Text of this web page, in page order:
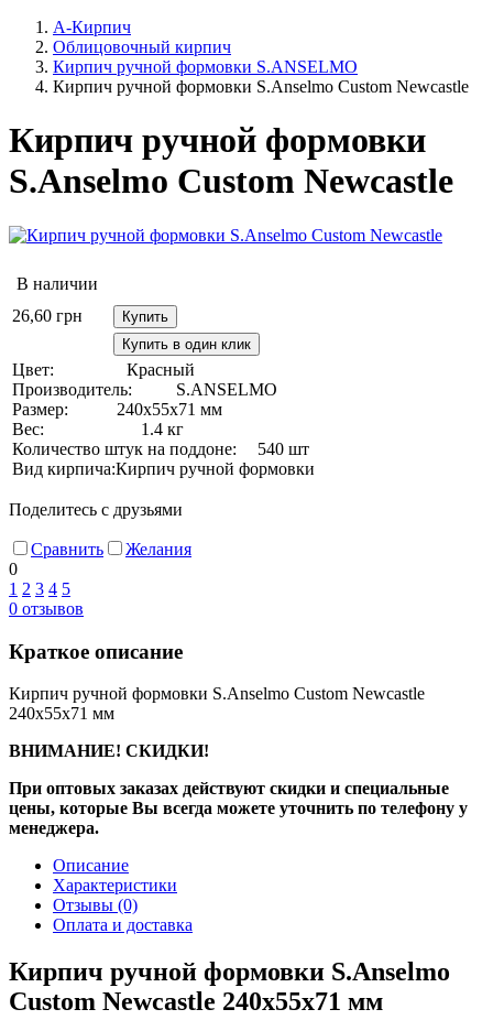
А-Кирпич
Облицовочный кирпич
Кирпич ручной формовки S.ANSELMO
Кирпич ручной формовки S.Anselmo Custom Newcastle
Кирпич ручной формовки
S.Anselmo Custom Newcastle
В наличии
26,60 грн
Купить
Купить в один клик
Цвет:
Красный
Производитель:
S.ANSELMO
Размер:
240х55х71 мм
Вес:
1.4 кг
Количество штук на поддоне:
540 шт
Вид кирпича:Кирпич ручной формовки
Поделитесь с друзьями
Сравнить
Желания
0
1 2 3 4 5
0 отзывов
Краткое описание
Кирпич ручной формовки S.Anselmo Custom Newcastle
240х55х71 мм
ВНИМАНИЕ! СКИДКИ!
При оптовых заказах действуют скидки и специальные
цены, которые Вы всегда можете уточнить по телефону у
менеджера.
Описание
Характеристики
Отзывы (0)
Оплата и доставка
Кирпич ручной формовки S.Anselmo
Custom Newcastle 240х55х71 мм